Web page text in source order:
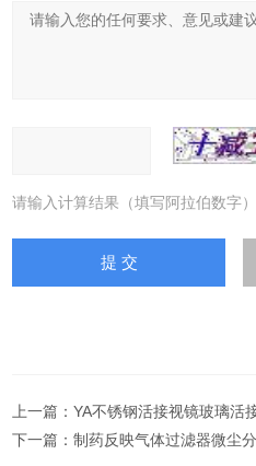
请输入计算结果（填写阿拉伯数字
上一篇：YA不锈钢活接视镜玻璃活
下一篇：制药反映气体过滤器微尘